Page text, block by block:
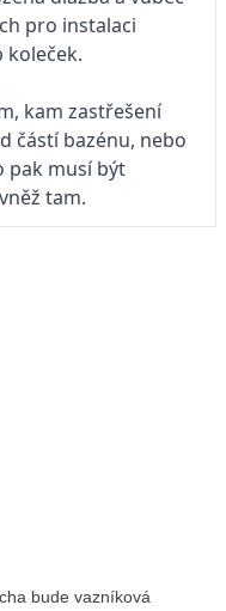
pro instalaci
koleček.
kam zastřešení
částí bazénu, nebo
pak musí být
tam.
bude vazníková